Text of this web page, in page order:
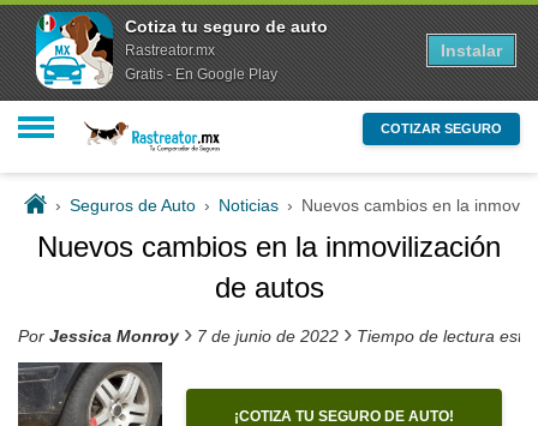
COTIZAR SEGURO
› Seguros de Auto › Noticias › Nuevos cambios en la
Nuevos cambios en la inmovilización
de autos
Por Jessica Monroy › 7 de junio de 2022 › Tiempo de lectura
¡COTIZA TU SEGURO DE AUTO!
Cotiza tu seguro de auto
Rastreator.mx
Gratis - En Google Play
Instalar